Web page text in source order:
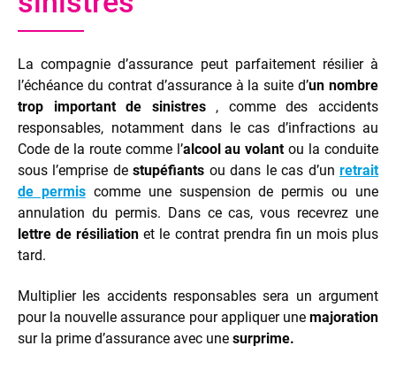
La compagnie d’assurance peut parfaitement résilier à
l’échéance du contrat d’assurance à la suite d’un nombre
trop important de sinistres, comme des accidents
responsables, notamment dans le cas d’infractions au
Code de la route comme l’alcool au volantou la conduite
sous l’emprise destupéfiants ou dans le cas d’unretrait
de permiscomme une suspension de permis ou une
annulation du permis. Dans ce cas, vous recevrez une
lettre de résiliation et le contrat prendra fin un mois plus
tard.
Multiplier les accidents responsables sera un argument
pour la nouvelle assurance pour appliquer une majoration
sur la prime d’assurance avec une surprime.